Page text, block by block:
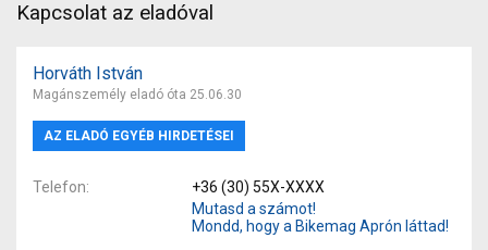
Kapcsolat az eladóval
Horváth István
Magánszemély eladó óta 25.06.30
AZ ELADÓ EGYÉB HIRDETÉSEI
Telefon
+36 (30) 55X-XXXX
Mutasd a számot!
Mondd, hogy a Bikemag Aprón láttad!